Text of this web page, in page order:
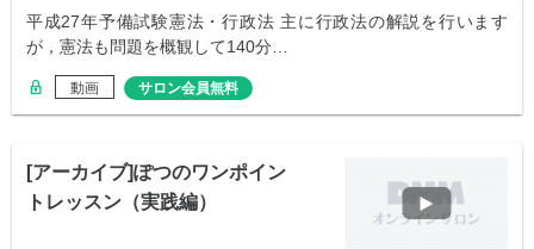
平成27年予備試験憲法・行政法 主に行政法の解説を行います
が，憲法も問題を概観して140分…
動画 サロン会員無料
[アーカイブ]ぽつのワンポイン
トレッスン（実践編）